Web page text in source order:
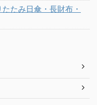
たみ日傘・長財布・